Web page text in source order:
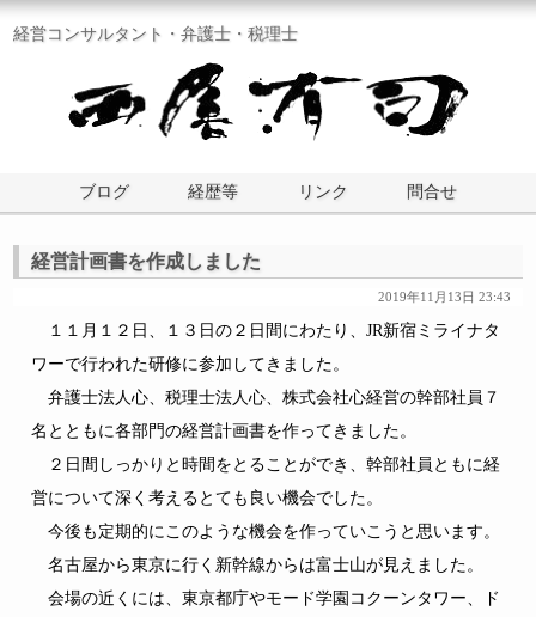
経営コンサルタント・弁護士・税理士
ブログ 経歴等 リンク 問合せ
経営計画書を作成しました
2019年11月13日 23:43
１１月１２日、１３日の２日間にわたり、JR新宿ミライナタ
ワーで行われた研修に参加してきました。
弁護士法人心、税理士法人心、株式会社心経営の幹部社員７
名とともに各部門の経営計画書を作ってきました。
２日間しっかりと時間をとることができ、幹部社員ともに経
営について深く考えるとても良い機会でした。
今後も定期的にこのような機会を作っていこうと思います。
名古屋から東京に行く新幹線からは富士山が見えました。
会場の近くには、東京都庁やモード学園コクーンタワー、ド